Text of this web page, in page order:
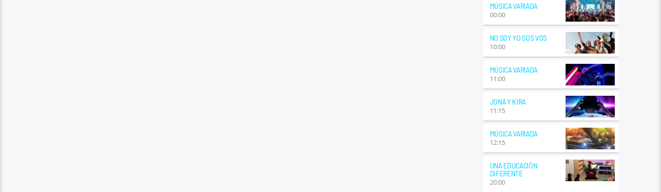
MÚSICA VARIADA
00:00
NO SOY YO SOS VOS
10:00
MÚSICA VARIADA
11:00
JONA Y KIRA
11:15
MÚSICA VARIADA
12:15
UNA EDUCACIÓN
DIFERENTE
20:00